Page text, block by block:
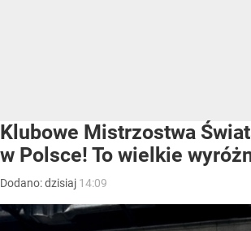
Klubowe Mistrzostwa
w Polsce! To wielkie
Dodano:dzisiaj 14:09